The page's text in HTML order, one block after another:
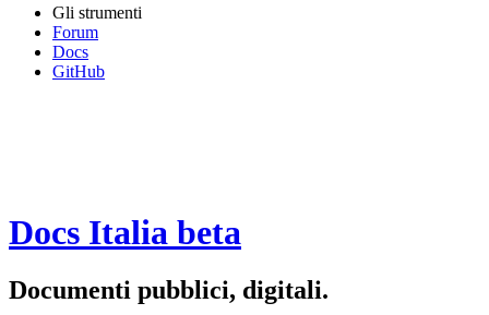
Gli strumenti
Forum
Docs
GitHub
Docs Italia beta
Documenti pubblici, digitali.